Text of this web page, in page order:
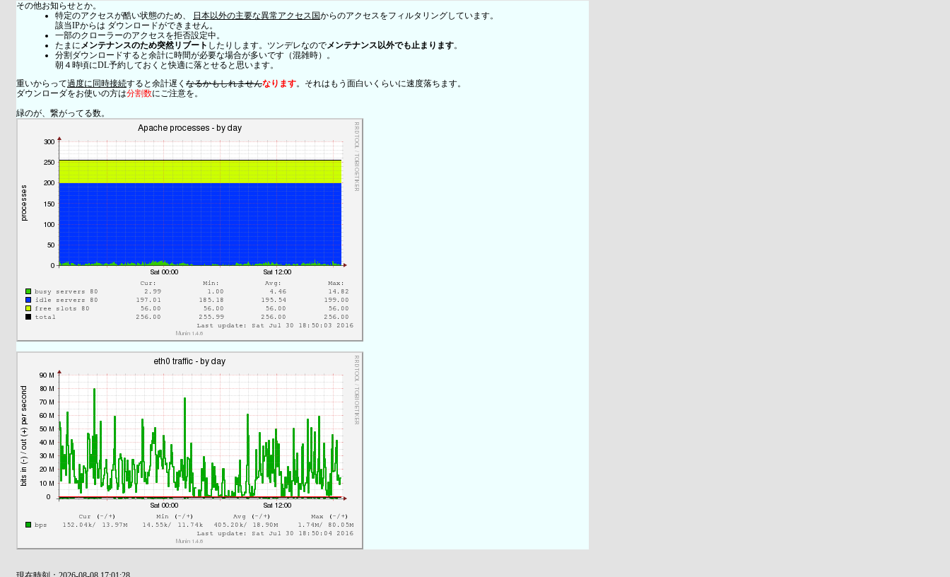
その他お知らせとか。
特定のアクセスが酷い状態のため、
日本以外の主要な異常アクセス国からのアクセスをフィルタリングしています。
該当IPからは ダウンロードができません。
一部のクローラーのアクセスを拒否設定中。
たまにメンテナンスのため突然リブート したりします。ツンデレなのでメンテナンス以外でも止まります。
分割ダウンロードすると余計に時間が必要な場合が多いです（混雑時）。
朝４時頃にDL予約しておくと快適に落とせると思います。
重いからって過度に同時接続すると余計遅く なるかもしれませんなります。それはもう面白いくらいに速度落ちます。
ダウンローダをお使いの方は分割数にご注意を。
緑のが、繋がってる数。